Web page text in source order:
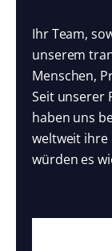
Ihr Team,
unserem
Menschen,
Seit unserer
haben uns
weltweit
würden es